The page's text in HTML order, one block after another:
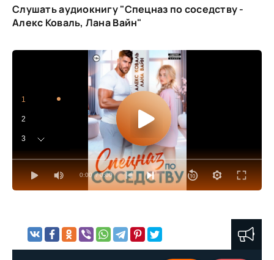
Слушать аудиокнигу "Спецназ по соседству -
Алекс Коваль, Лана Вайн"
0:00 / 0:00
1
2
3
4